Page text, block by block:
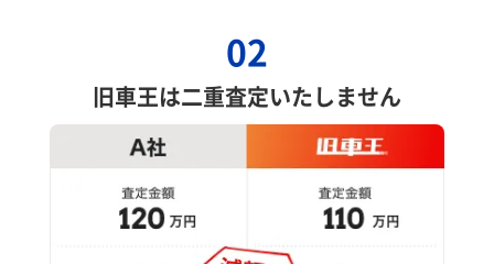
02
旧車王は二重査定いたしません